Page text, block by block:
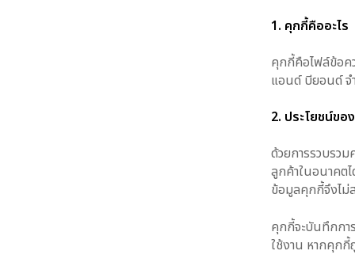
1. คุกกี้คืออะไร
คุกกี้คือไฟล์ข้อค
แอนด์ บียอนด์ จ
2. ประโยชน์ขอ
ด้วยการรวบรว
ลูกค้าในอนาคต
ข้อมูลคุกกี้จึงไม่
คุกกี้จะบันทึกกา
ใช้งาน หากคุกกี้